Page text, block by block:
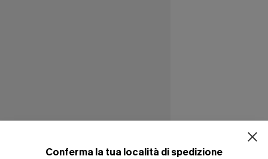
Conferma la tua località di spedizione
20% DI SCONTO SU